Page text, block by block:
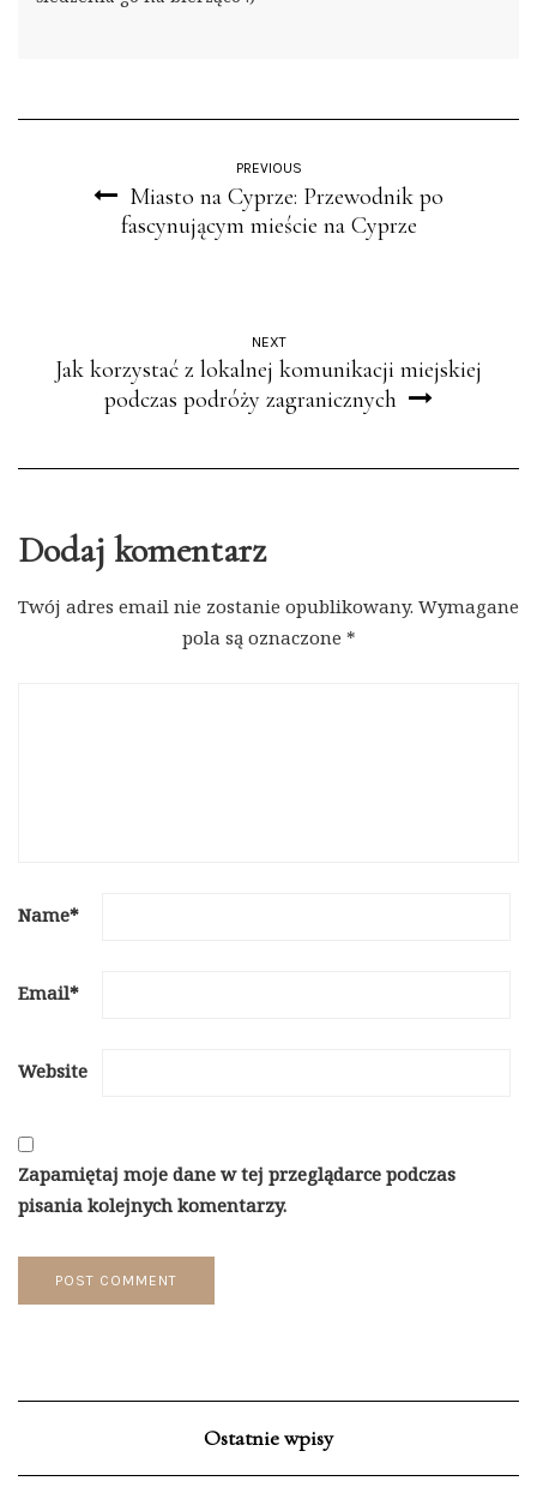
PREVIOUS
Miasto na Cyprze: Przewodnik po
fascynującym mieście na Cyprze
NEXT
Jak korzystać z lokalnej komunikacji miejskiej
podczas podróży zagranicznych
Dodaj komentarz
Twój adres email nie zostanie opublikowany. Wymagane
pola są oznaczone *
Name*
Email*
Website
Zapamiętaj moje dane w tej przeglądarce podczas
pisania kolejnych komentarzy.
Ostatnie wpisy